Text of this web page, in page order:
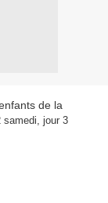
de la
samedi, jour 3